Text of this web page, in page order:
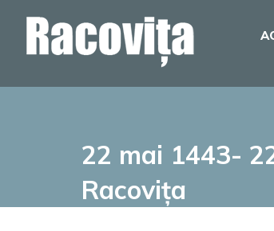
22 mai 1443-
Racovița